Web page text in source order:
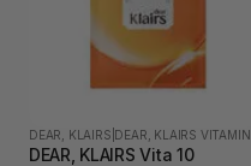
DEAR, KLAIRS DEAR, KLAIRS VITAMIN
DEAR, KLAIRS Vita 10